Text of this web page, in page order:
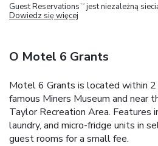
Guest Reservations TM jest niezależną
Dowiedz się więcej
O Motel 6 Grants
Motel 6 Grants is located within
famous Miners Museum and near
Taylor Recreation Area. Features
laundry, and micro-fridge units in
guest rooms for a small fee.